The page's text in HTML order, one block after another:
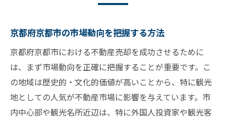
京都府京都市の市場動向を把握する方法
京都府京都市における不動産売却を成功させるために
は、まず市場動向を正確に把握することが重要です。こ
の地域は歴史的・文化的価値が高いことから、特に観光
地としての人気が不動産市場に影響を与えています。市
内中心部や観光名所近辺は、特に外国人投資家や観光客